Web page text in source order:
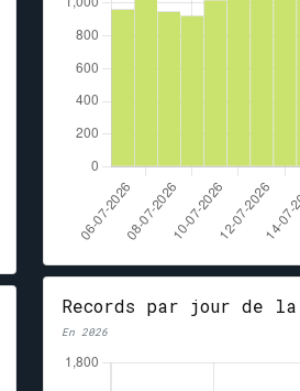
Records par jour de la
En 2026